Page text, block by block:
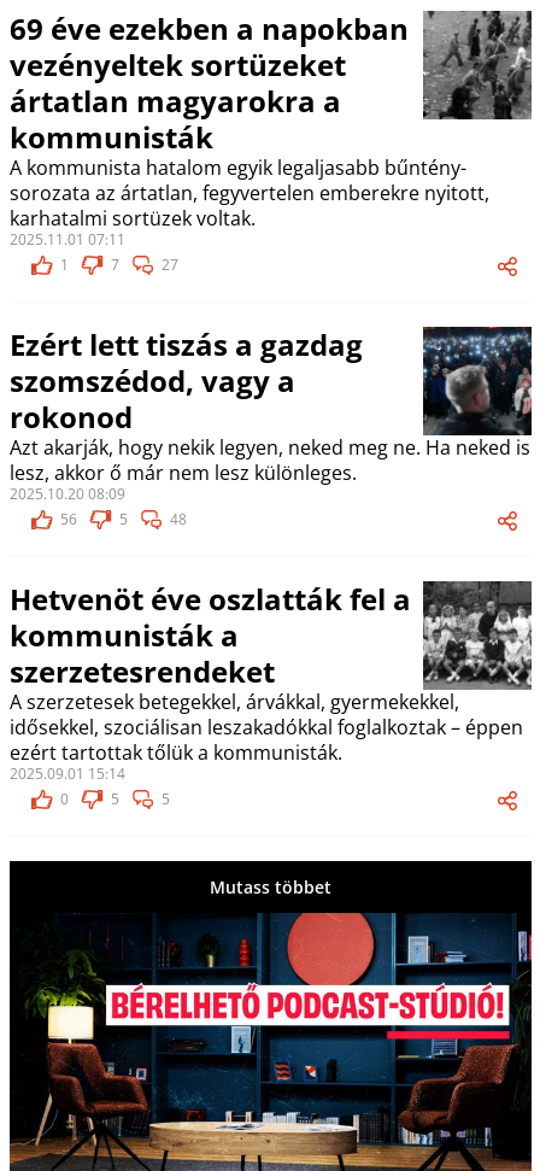
69 éve ezekben a napokban
vezényeltek sortüzeket
ártatlan magyarokra a
kommunisták
A kommunista hatalom egyik legaljasabb bűntény-
sorozata az ártatlan, fegyvertelen emberekre nyitott,
karhatalmi sortüzek voltak.
2025.11.01 07:11
1
7 27
Ezért lett tiszás a gazdag
szomszédod, vagy a
rokonod
Azt akarják, hogy nekik legyen, neked meg ne. Ha neked is
lesz, akkor ő már nem lesz különleges.
2025.10.20 08:09
56
5 48
Hetvenöt éve oszlatták fel a
kommunisták a
szerzetesrendeket
A szerzetesek betegekkel, árvákkal, gyermekekkel,
idősekkel, szociálisan leszakadókkal foglalkoztak – éppen
ezért tartottak tőlük a kommunisták.
2025.09.01 15:14
0
5 5
Mutass többet